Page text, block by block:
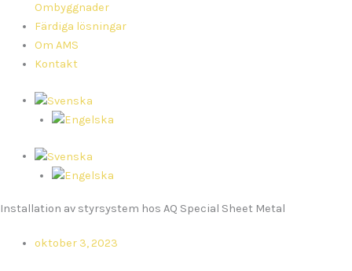
Ombyggnader
Färdiga lösningar
Om AMS
Kontakt
Installation av styrsystem hos AQ Special Sheet Metal
oktober 3, 2023